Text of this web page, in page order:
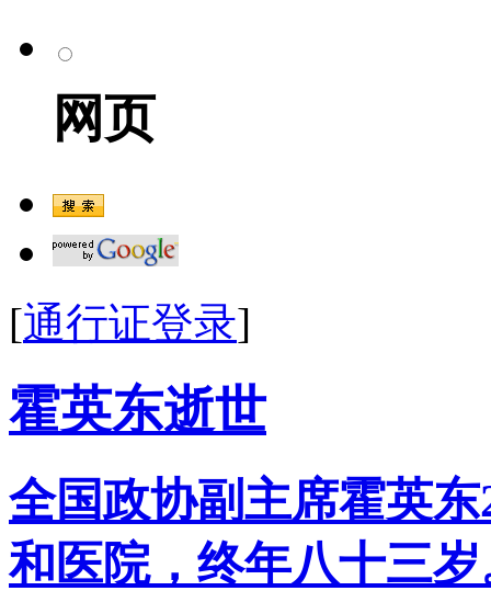
网页
[通行证登录]
霍英东逝世
全国政协副主席霍英
和医院，终年八十三